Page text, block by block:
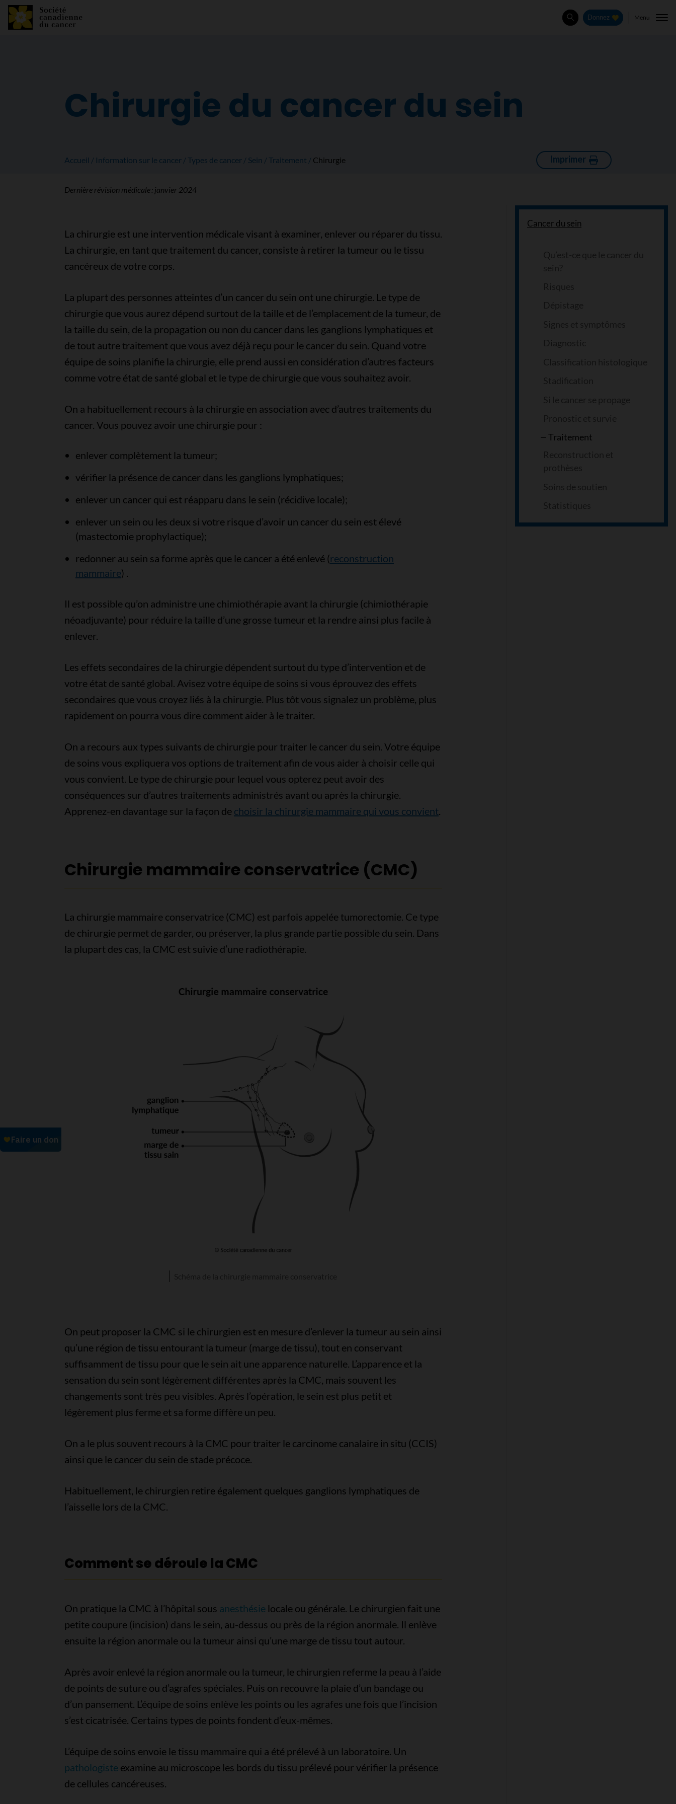
Rechercher
Donnez Menu
Chirurgie du cancer du sein
Accueil Information sur le cancer Types de cancer Sein Traitement Chirurgie Imprimer
Dernière révision médicale : janvier 2024
Cancer du sein
Traitement
La chirurgie est une intervention médicale visant à examiner, enlever ou réparer du tissu.
La chirurgie, en tant que traitement du cancer, consiste à retirer la tumeur ou le tissu
cancéreux de votre corps.
La plupart des personnes atteintes d’un cancer du sein ont une chirurgie. Le type de
chirurgie que vous aurez dépend surtout de la taille et de l’emplacement de la tumeur, de
la taille du sein, de la propagation ou non du cancer dans les ganglions lymphatiques et
de tout autre traitement que vous avez déjà reçu pour le cancer du sein. Quand votre
équipe de soins planifie la chirurgie, elle prend aussi en considération d’autres facteurs
comme votre état de santé global et le type de chirurgie que vous souhaitez avoir.
On a habituellement recours à la chirurgie en association avec d’autres traitements du
cancer. Vous pouvez avoir une chirurgie pour :
enlever complètement la tumeur;
vérifier la présence de cancer dans les ganglions lymphatiques;
enlever un cancer qui est réapparu dans le sein (récidive locale);
enlever un sein ou les deux si votre risque d’avoir un cancer du sein est élevé
(mastectomie prophylactique);
redonner au sein sa forme après que le cancer a été enlevé (reconstruction
mammaire) .
Il est possible qu’on administre une chimiothérapie avant la chirurgie (chimiothérapie
néoadjuvante) pour réduire la taille d’une grosse tumeur et la rendre ainsi plus facile à
enlever.
Les effets secondaires de la chirurgie dépendent surtout du type d’intervention et de
votre état de santé global. Avisez votre équipe de soins si vous éprouvez des effets
secondaires que vous croyez liés à la chirurgie. Plus tôt vous signalez un problème, plus
rapidement on pourra vous dire comment aider à le traiter.
On a recours aux types suivants de chirurgie pour traiter le cancer du sein. Votre équipe
de soins vous expliquera vos options de traitement afin de vous aider à choisir celle qui
vous convient. Le type de chirurgie pour lequel vous opterez peut avoir des
conséquences sur d’autres traitements administrés avant ou après la chirurgie.
Apprenez-en davantage sur la façon de choisir la chirurgie mammaire qui vous convient.
Chirurgie mammaire conservatrice (CMC)
La chirurgie mammaire conservatrice (CMC) est parfois appelée tumorectomie. Ce type
de chirurgie permet de garder, ou préserver, la plus grande partie possible du sein. Dans
la plupart des cas, la CMC est suivie d’une radiothérapie.
On peut proposer la CMC si le chirurgien est en mesure d’enlever la tumeur au sein ainsi
qu’une région de tissu entourant la tumeur (marge de tissu), tout en conservant
suffisamment de tissu pour que le sein ait une apparence naturelle. L’apparence et la
sensation du sein sont légèrement différentes après la CMC, mais souvent les
changements sont très peu visibles. Après l’opération, le sein est plus petit et
légèrement plus ferme et sa forme diffère un peu.
On a le plus souvent recours à la CMC pour traiter le carcinome canalaire in situ (CCIS)
ainsi que le cancer du sein de stade précoce.
Habituellement, le chirurgien retire également quelques ganglions lymphatiques de
l’aisselle lors de la CMC.
Comment se déroule la CMC
On pratique la CMC à l’hôpital sous anesthésielocale ou générale. Le chirurgien fait une
petite coupure (incision) dans le sein, au-dessus ou près de la région anormale. Il enlève
ensuite la région anormale ou la tumeur ainsi qu’une marge de tissu tout autour.
Après avoir enlevé la région anormale ou la tumeur, le chirurgien referme la peau à l’aide
de points de suture ou d’agrafes spéciales. Puis on recouvre la plaie d’un bandage ou
d’un pansement. L’équipe de soins enlève les points ou les agrafes une fois que l’incision
s’est cicatrisée. Certains types de points fondent d’eux-mêmes.
L’équipe de soins envoie le tissu mammaire qui a été prélevé à un laboratoire. Un
pathologisteexamine au microscope les bords du tissu prélevé pour vérifier la présence
de cellules cancéreuses.